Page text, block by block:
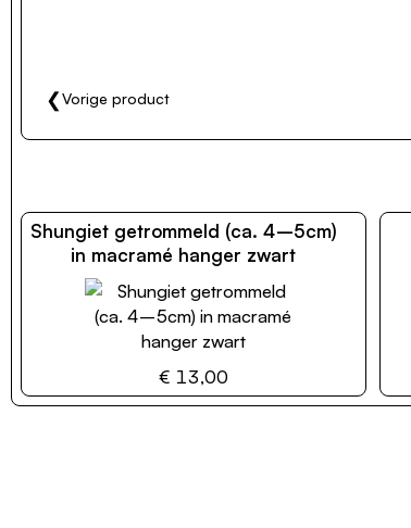
❮Vorige product
Shungiet getrommeld (ca. 4–5cm)
in macramé hanger zwart
€ 13,00